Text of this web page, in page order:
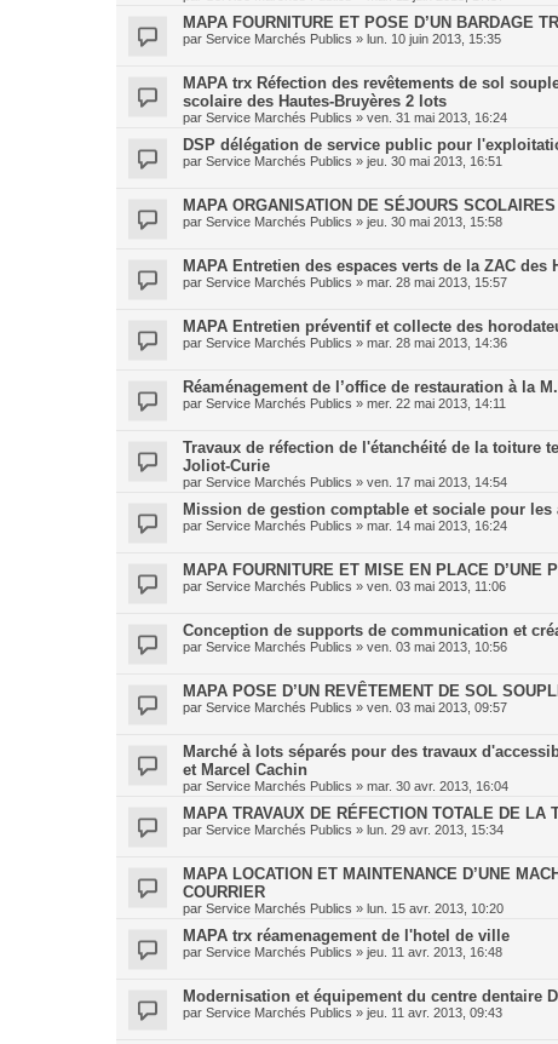
MAPA FOURNITURE ET POSE D’UN BARDAGE
par Service Marchés Publics » lun. 10 juin 2013, 15:35
MAPA trx Réfection des revêtements de sol
scolaire des Hautes-Bruyères 2 lots
par Service Marchés Publics » ven. 31 mai 2013, 16:24
DSP délégation de service public pour
par Service Marchés Publics » jeu. 30 mai 2013, 16:51
MAPA ORGANISATION DE SÉJOURS
par Service Marchés Publics » jeu. 30 mai 2013, 15:58
MAPA Entretien des espaces verts de la ZAC des
par Service Marchés Publics » mar. 28 mai 2013, 15:57
MAPA Entretien préventif et collecte des
par Service Marchés Publics » mar. 28 mai 2013, 14:36
Réaménagement de l’office de restauration à la
par Service Marchés Publics » mer. 22 mai 2013, 14:11
Travaux de réfection de l'étanchéité de la toiture
Joliot-Curie
par Service Marchés Publics » ven. 17 mai 2013, 14:54
Mission de gestion comptable et sociale pour
par Service Marchés Publics » mar. 14 mai 2013, 16:24
MAPA FOURNITURE ET MISE EN PLACE D’UNE
par Service Marchés Publics » ven. 03 mai 2013, 11:06
Conception de supports de communication et
par Service Marchés Publics » ven. 03 mai 2013, 10:56
MAPA POSE D’UN REVÊTEMENT DE SOL
par Service Marchés Publics » ven. 03 mai 2013, 09:57
Marché à lots séparés pour des travaux
et Marcel Cachin
par Service Marchés Publics » mar. 30 avr. 2013, 16:04
MAPA TRAVAUX DE RÉFECTION TOTALE DE
par Service Marchés Publics » lun. 29 avr. 2013, 15:34
MAPA LOCATION ET MAINTENANCE D’UNE
COURRIER
par Service Marchés Publics » lun. 15 avr. 2013, 10:20
MAPA trx réamenagement de l'hotel de ville
par Service Marchés Publics » jeu. 11 avr. 2013, 16:48
Modernisation et équipement du centre dentaire
par Service Marchés Publics » jeu. 11 avr. 2013, 09:43